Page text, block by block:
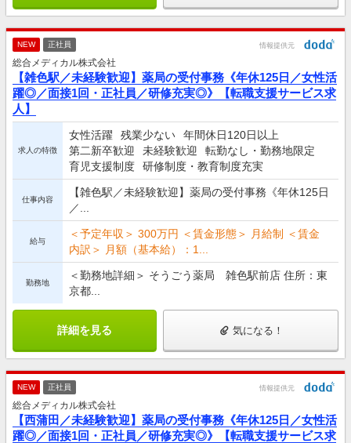
NEW 正社員 情報提供元
総合メディカル株式会社
【雑色駅／未経験歓迎】薬局の受付事務《年休125日／女性活
躍◎／面接1回・正社員／研修充実◎》【転職支援サービス求
人】
求人の特徴
女性活躍 残業少ない
年間休日120日以上
第二新卒歓迎
未経験歓迎
転勤なし・勤務地限定
育児支援制度
研修制度・教育制度充実
仕事内容
【雑色駅／未経験歓迎】薬局の受付事務《年休125日
／...
給与
＜予定年収＞ 300万円 ＜賃金形態＞ 月給制 ＜賃金
内訳＞ 月額（基本給）：1...
勤務地
＜勤務地詳細＞ そうごう薬局 雑色駅前店 住所：東
京都...
詳細を見る 気になる！
NEW 正社員 情報提供元
総合メディカル株式会社
【西蒲田／未経験歓迎】薬局の受付事務《年休125日／女性活
躍◎／面接1回・正社員／研修充実◎》【転職支援サービス求